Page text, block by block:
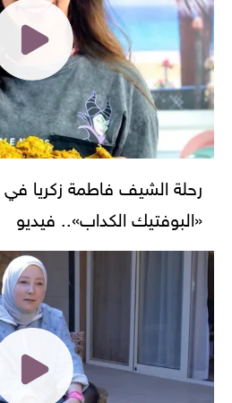
رحلة الشيف فاطمة زكريا في
«البوفتيك الكداب».. فيديو